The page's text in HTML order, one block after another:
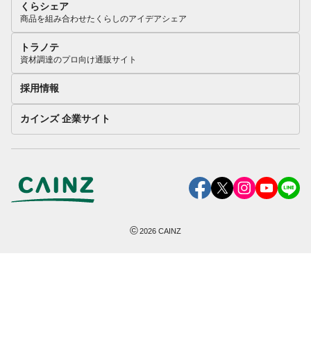
くらシェア
商品を組み合わせたくらしのアイデアシェア
トラノテ
資材調達のプロ向け通販サイト
採用情報
カインズ 企業サイト
©2026 CAINZ